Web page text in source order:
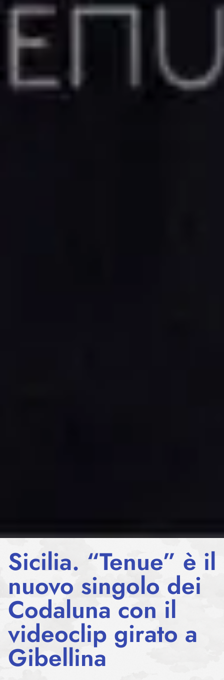
Sicilia. “Tenue” è il
nuovo singolo dei
Codaluna con il
videoclip girato a
Gibellina